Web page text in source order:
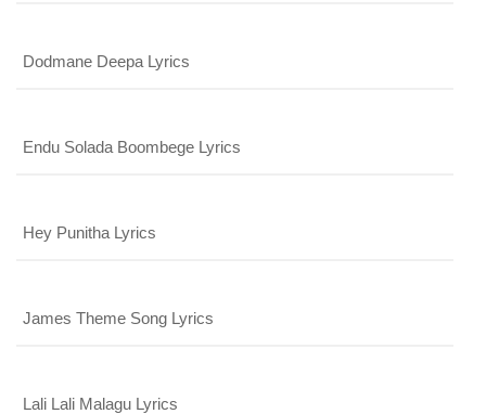
Dodmane Deepa Lyrics
Endu Solada Boombege Lyrics
Hey Punitha Lyrics
James Theme Song Lyrics
Lali Lali Malagu Lyrics